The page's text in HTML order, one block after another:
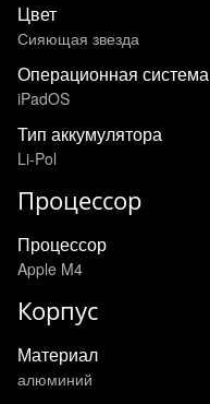
Цвет
Сияющая звезда
Операционная система
iPadOS
Тип аккумулятора
Li-Pol
Процессор
Процессор
Apple M4
Корпус
Материал
алюминий